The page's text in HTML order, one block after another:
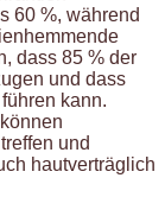
60 %, während
dass 85 % der
und dass
kann.
und
hautverträglich